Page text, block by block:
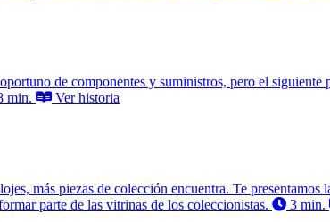
de componentes y suministros, pero el siguiente
min. Ver historia
más piezas de colección encuentra. Te presentamos
parte de las vitrinas de los coleccionistas.
3 min.